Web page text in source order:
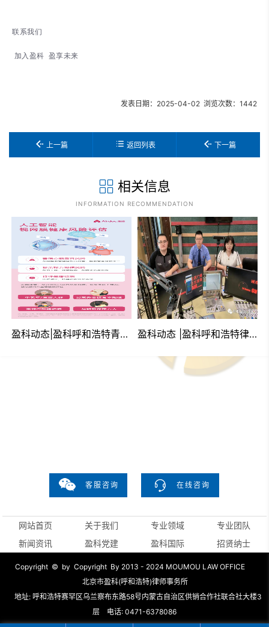
联系我们
加入盈科 盈享未来
发表日期：2025-04-02 浏览次数：1442
上一篇 返回列表 下一篇
相关信息
INFORMATION RECOMMENDATION
盈科动态 |盈科呼和浩特律师应邀做客呼和浩特市城市生活广播解读 《中华人民共和国无障碍环境建设法》 盈科动态 | 盈科呼和浩特律所第七届专委会第一次工作会议成功举办
客服咨询 在线咨询
网站首页 关于我们 专业领域
专业团队
新闻资讯
盈科党建 盈科国际 招贤纳士
Copyright © by Copyright By 2013 - 2024 MOUMOU LAW OFFICE
北京市盈科(呼和浩特)律师事务所
地址: 呼和浩特赛罕区乌兰察布东路58号内蒙古自治区供销合作社联合社大楼3
层 电话: 0471-6378086